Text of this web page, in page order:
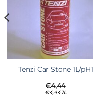
Tenzi Car Stone 1L/pH1
€4,44
€4,44 1L